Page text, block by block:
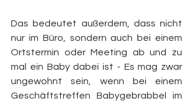
Das bedeutet außerdem, dass nicht
nur im Büro, sondern auch bei einem
Ortstermin oder Meeting ab und zu
mal ein Baby dabei ist - Es mag zwar
ungewohnt sein, wenn bei einem
Geschäftstreffen Babygebrabbel im